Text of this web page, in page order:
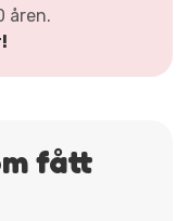
åren.
fått